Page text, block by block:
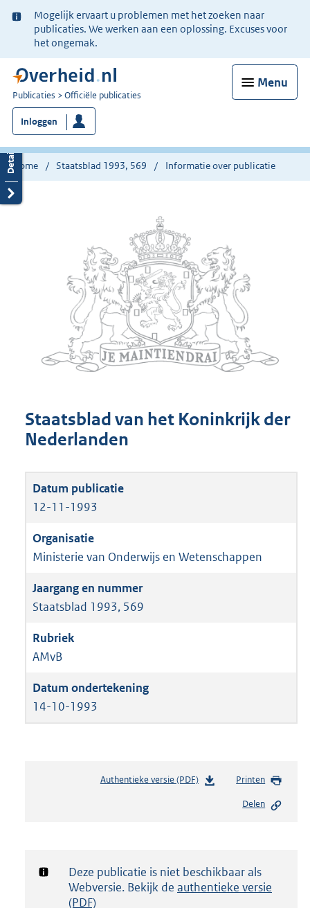
Ter
informatie:
Mogelijk ervaart u problemen met het zoeken naar
publicaties. We werken aan een oplossing. Excuses voor
het ongemak.
Menu
U
bent
nu
hier:
Publicaties Officiële publicaties
Inloggen
Home Staatsblad 1993, 569 Informatie over publicatie
Staatsblad van het Koninkrijk der
Nederlanden
12-11-1993
Ministerie van Onderwijs en Wetenschappen
Staatsblad 1993, 569
AMvB
14-10-1993
Authentieke versie (PDF)b
g
Printen
Delen
Notificatie:
Deze publicatie is niet beschikbaar als
Webversie. Bekijk de authentieke versie
(PDF)